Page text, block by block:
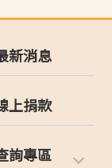
新消息
上捐款
詢專區